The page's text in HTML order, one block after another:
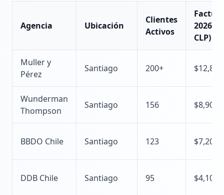
Agencia Ubicación
Clientes
Activos
2026
CLP)
Muller y
Pérez
Santiago 200+ $12,800
Wunderman
Thompson
Santiago 156 $8,900
BBDO Chile Santiago 123 $7,200
DDB Chile Santiago 95 $4,100